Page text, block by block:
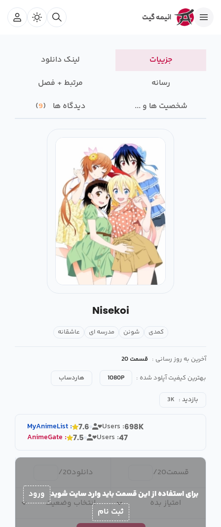
جزییات
لینک دانلود
رسانه‌
مرتبط + فصل
شخصیت ها و ...
دیدگاه ها 9
Nisekoi
کمدی شونن مدرسه ای عاشقانه
آخرین به روز رسانی : قسمت 20
بهترین کیفیت آپلود شده :
1080P هاردساب
بازدید : 3K
MyAnimeList : 7.6 Users :698K
AnimeGate : 7.5 Users :47
قسمت20
/ دانلود20
/
امتیاز بده انتخاب وضعیت
برای استفاده از این قسمت باید وارد سایت شوید ورود
ثبت نام